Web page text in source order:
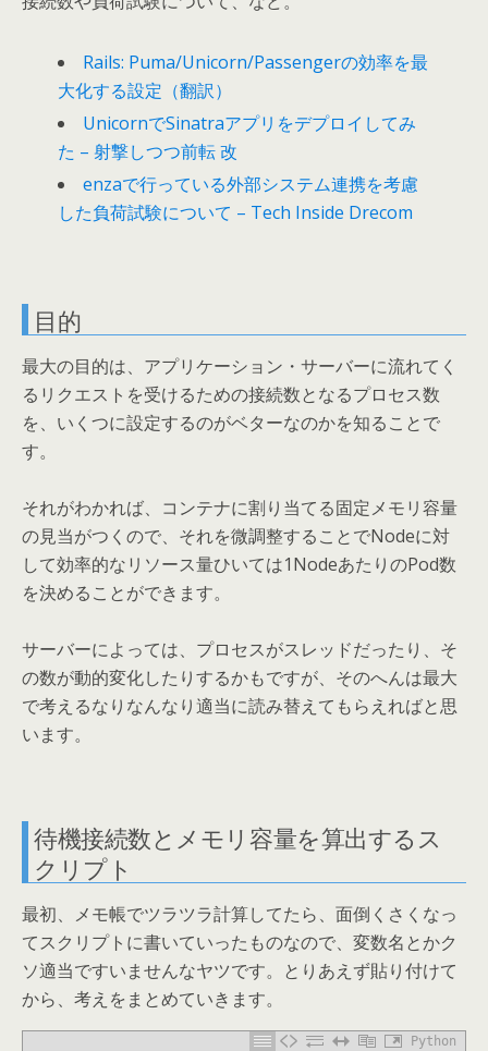
Rails: Puma/Unicorn/Passengerの効率を最
大化する設定（翻訳）
UnicornでSinatraアプリをデプロイしてみ
た – 射撃しつつ前転 改
enzaで行っている外部システム連携を考慮
した負荷試験について – Tech Inside Drecom
目的
最大の目的は、アプリケーション・サーバーに流れてく
るリクエストを受けるための接続数となるプロセス数
を、いくつに設定するのがベターなのかを知ることで
す。
それがわかれば、コンテナに割り当てる固定メモリ容量
の見当がつくので、それを微調整することでNodeに対
して効率的なリソース量ひいては1NodeあたりのPod数
を決めることができます。
サーバーによっては、プロセスがスレッドだったり、そ
の数が動的変化したりするかもですが、そのへんは最大
で考えるなりなんなり適当に読み替えてもらえればと思
います。
待機接続数とメモリ容量を算出するス
クリプト
最初、メモ帳でツラツラ計算してたら、面倒くさくなっ
てスクリプトに書いていったものなので、変数名とかク
ソ適当ですいませんなヤツです。とりあえず貼り付けて
から、考えをまとめていきます。
Python